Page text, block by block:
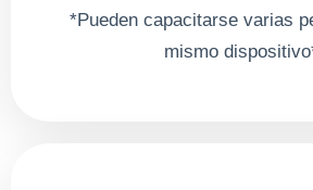
*Pueden capacitarse varias
mismo